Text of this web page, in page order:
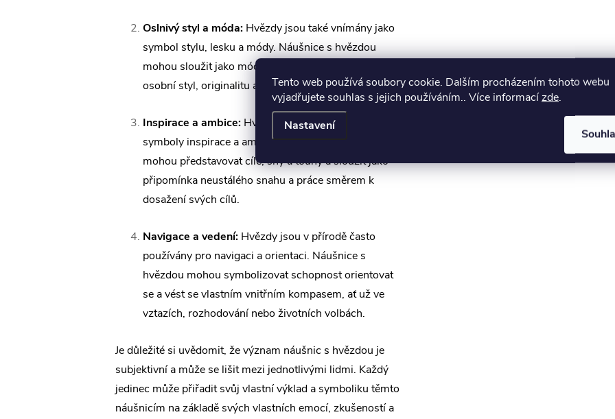
Tento web používá soubory cookie. Dalším procházením tohoto webu
vyjadřujete souhlas s jejich používáním.. Více informacízde.
Nastavení
Oslnivý styl a móda: Hvězdy jsou také vnímány jako
symbol stylu, lesku a módy. Náušnice s hvězdou
mohou sloužit jako módní výraz, který zdůrazňuje
osobní styl, originalitu a přitahování pozornosti.
Inspirace a ambice: Hvězdy mohou být vnímány jako
symboly inspirace a ambicí. Náušnice s hvězdou
mohou představovat cíle, sny a touhy a sloužit jako
připomínka neustálého snahu a práce směrem k
dosažení svých cílů.
Navigace a vedení: Hvězdy jsou v přírodě často
používány pro navigaci a orientaci. Náušnice s
hvězdou mohou symbolizovat schopnost orientovat
se a vést se vlastním vnitřním kompasem, ať už ve
vztazích, rozhodování nebo životních volbách.
Je důležité si uvědomit, že význam náušnic s hvězdou je
subjektivní a může se lišit mezi jednotlivými lidmi. Každý
jedinec může přiřadit svůj vlastní výklad a symboliku těmto
náušnicím na základě svých vlastních emocí, zkušeností a